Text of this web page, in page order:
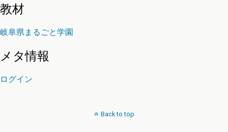
教材
岐阜県まるごと学園
メタ情報
ログイン
Back to top